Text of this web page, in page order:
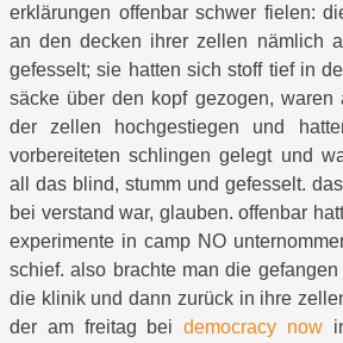
erklärungen offenbar schwer fielen:
an den decken ihrer zellen nämlich
gefesselt; sie hatten sich stoff tief in
säcke über den kopf gezogen, waren
der zellen hochgestiegen und
vorbereiteten schlingen gelegt und
all das blind, stumm und gefesselt.
bei verstand war, glauben. offenbar
experimente in camp NO
schief. also brachte man die
die klinik und dann zurück in ihre
der am freitag bei democracy now